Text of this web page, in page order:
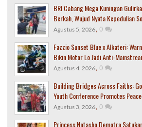
BRI Cabang Mega Kuningan
Berkah, Wujud Nyata Kepedulian
Agustus 5, 2026, 0
Fazzio Sunset Blue x Alkateri:
Bikin Motor Lo Jadi Anti-
Agustus 4, 2026, 0
Building Bridges Across Faiths:
Youth Conference Promotes Peace
Agustus 3, 2026, 0
Princess Natasha Dematra